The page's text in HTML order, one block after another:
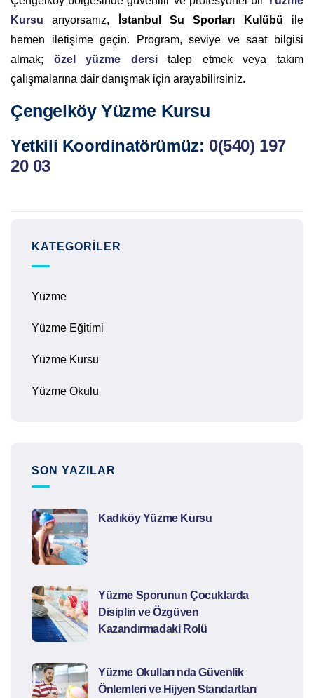
Kursu arıyorsanız, İstanbul Su Sporları Kulübü ile
hemen iletişime geçin. Program, seviye ve saat bilgisi
almak; özel yüzme dersitalep etmek veya takım
çalışmalarına dair danışmak için arayabilirsiniz.
Çengelköy Yüzme Kursu
Yetkili Koordinatörümüz: 0(540) 197
20 03
KATEGORILER
Yüzme
Yüzme Eğitimi
Yüzme Kursu
Yüzme Okulu
SON YAZILAR
Kadıköy Yüzme Kursu
Yüzme Sporunun Çocuklarda
Disiplin ve Özgüven
Kazandırmadaki Rolü
Yüzme Okulları nda Güvenlik
Önlemleri ve Hijyen Standartları